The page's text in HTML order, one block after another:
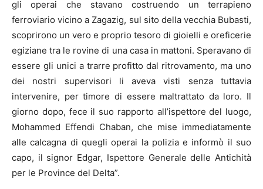
gli operai che stavano costruendo un terrapieno
ferroviario vicino a Zagazig, sul sito della vecchia Bubasti,
scoprirono un vero e proprio tesoro di gioielli e oreficerie
egiziane tra le rovine di una casa in mattoni. Speravano di
essere gli unici a trarre profitto dal ritrovamento, ma uno
dei nostri supervisori li aveva visti senza tuttavia
intervenire, per timore di essere maltrattato da loro. Il
giorno dopo, fece il suo rapporto all’ispettore del luogo,
Mohammed Effendi Chaban, che mise immediatamente
alle calcagna di quegli operai la polizia e informò il suo
capo, il signor Edgar, Ispettore Generale delle Antichità
per le Province del Delta”.